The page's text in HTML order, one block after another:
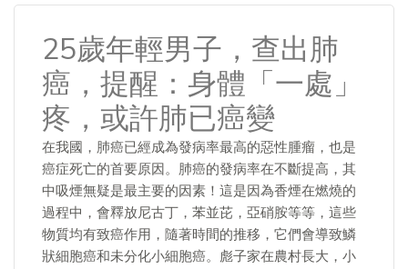
25歲年輕男子，查出肺
癌，提醒：身體「一處」
疼，或許肺已癌變
在我國，肺癌已經成為發病率最高的惡性腫瘤，也是
癌症死亡的首要原因。肺癌的發病率在不斷提高，其
中吸煙無疑是最主要的因素！這是因為香煙在燃燒的
過程中，會釋放尼古丁，苯並芘，亞硝胺等等，這些
物質均有致癌作用，隨著時間的推移，它們會導致鱗
狀細胞癌和未分化小細胞癌。彪子家在農村長大，小